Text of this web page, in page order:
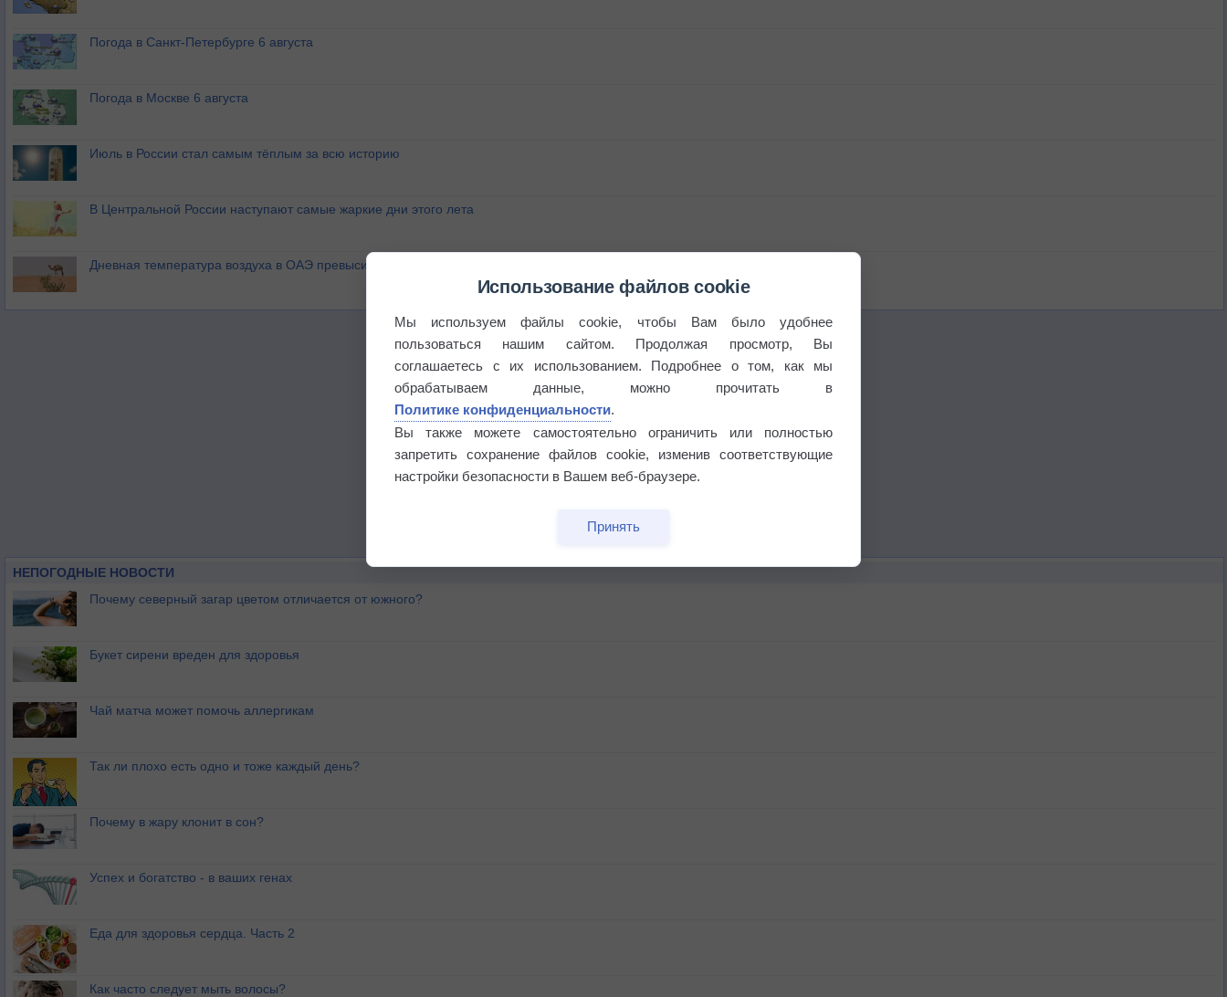
Погода в Санкт-Петербурге 6 августа
Погода в Москве 6 августа
Июль в России стал самым тёплым за всю историю
В Центральной России наступают самые жаркие дни этого лета
Дневная температура воздуха в ОАЭ превысила +51°
НЕПОГОДНЫЕ НОВОСТИ
Почему северный загар цветом отличается от южного?
Букет сирени вреден для здоровья
Чай матча может помочь аллергикам
Так ли плохо есть одно и тоже каждый день?
Почему в жару клонит в сон?
Успех и богатство - в ваших генах
Еда для здоровья сердца. Часть 2
Как часто следует мыть волосы?
Использование файлов cookie
Мы используем файлы cookie, чтобы Вам было удобнее
пользоваться нашим сайтом. Продолжая просмотр, Вы
соглашаетесь с их использованием. Подробнее о том, как мы
обрабатываем данные, можно прочитать в
Политике конфиденциальности.
Вы также можете самостоятельно ограничить или полностью
запретить сохранение файлов cookie, изменив соответствующие
настройки безопасности в Вашем веб-браузере.
Принять